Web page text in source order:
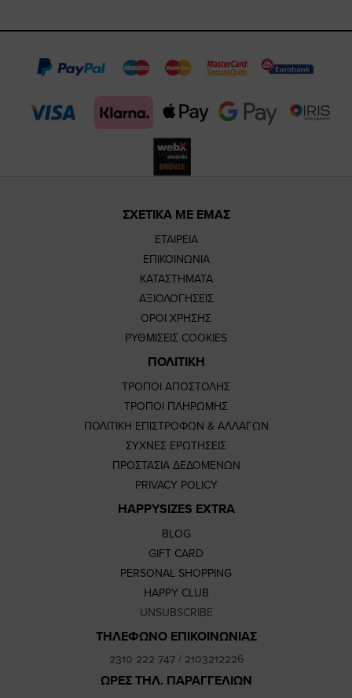
https://
page
https://
page
https://
page
our
TikTok
page
ΣΧΕΤΙΚΑ ΜΕ ΕΜΑΣ
ΕΤΑΙΡΕΙΑ
ΕΠΙΚΟΙΝΩΝΙΑ
ΚΑΤΑΣΤΗΜΑΤΑ
ΑΞΙΟΛΟΓΗΣΕΙΣ
ΟΡΟΙ ΧΡΗΣΗΣ
ΡΥΘΜΙΣΕΙΣ COOKIES
ΠΟΛΙΤΙΚΗ
ΤΡΟΠΟΙ ΑΠΟΣΤΟΛΗΣ
ΤΡΟΠΟΙ ΠΛΗΡΩΜΗΣ
ΠΟΛΙΤΙΚΗ ΕΠΙΣΤΡΟΦΩΝ & ΑΛΛΑΓΩΝ
ΣΥΧΝΕΣ ΕΡΩΤΗΣΕΙΣ
ΠΡΟΣΤΑΣΙΑ ΔΕΔΟΜΕΝΩΝ
PRIVACY POLICY
HAPPYSIZES EXTRA
BLOG
GIFT CARD
PERSONAL SHOPPING
HAPPY CLUB
UNSUBSCRIBE
ΤΗΛΕΦΩΝΟ ΕΠΙΚΟΙΝΩΝΙΑΣ
2310 222 747/ 2103212226
ΩΡΕΣ ΤΗΛ. ΠΑΡΑΓΓΕΛΙΩΝ